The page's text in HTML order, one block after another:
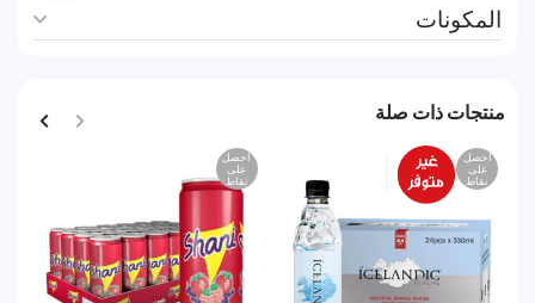
المكونات
منتجات ذات صلة
احصل
على
نقاط
احصل
على
نقاط